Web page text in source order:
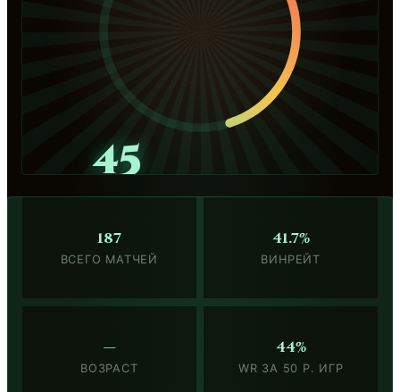
45
187
ВСЕГО МАТЧЕЙ
41.7%
ВИНРЕЙТ
—
ВОЗРАСТ
44%
WR ЗА 50 Р. ИГР